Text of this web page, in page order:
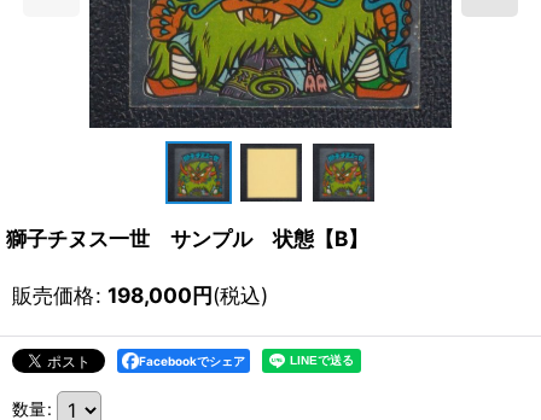
獅子チヌス一世 サンプル 状態【B】
販売価格: 198,000円(税込)
Facebookでシェア
数量: